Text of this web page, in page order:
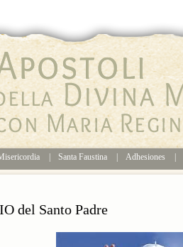
Santa Faustina Adhesiones
del Santo Padre